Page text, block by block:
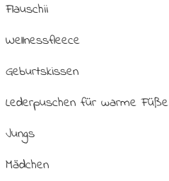
Flauschii
Wellnessfleece
Geburtskissen
Lederpuschen für warme Füße
Jungs
Mädchen